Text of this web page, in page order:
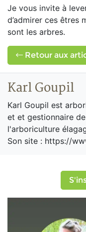
Je vous invite à
d’admirer ces êtres
sont les arbres.
Retour aux
Karl Goupil
Karl Goupil est
et et gestionnaire
l'arboriculture
Son site : https://